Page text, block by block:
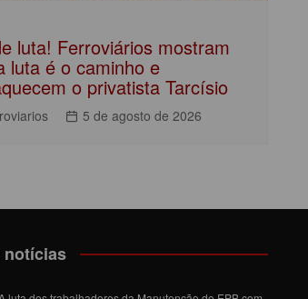
luta! Ferroviários mostram
luta é o caminho e
o privatista Tarcísio
5 de agosto de 2026
notícias